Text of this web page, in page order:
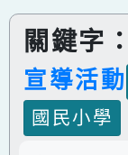
關鍵字
宣導活動
國民小學